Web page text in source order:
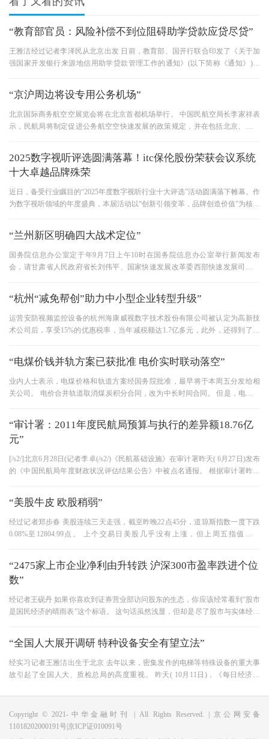
“教育部官员：风险补偿不到位阻碍助学贷款应贷尽贷”
王雅洁经过记者李泽民从北京出发 日前，教育部、国开行联合印发了《关于加
强国家开发银行来源地信用助学贷款管理工作的通知》(以下简称《通知》)。
“京沪周边将设专用公务机场”
北京国际商务航空空展览会将在北京首都机场举行。 中国民航空局长李家祥表
示，民航局将制定促进公务航空空快速发展的政策规定，并在包括北京、上海
2025数字视听评选圆满落幕！itc保伦股份荣获会议系统
十大卓越品牌殊荣
近日，备受行业瞩目的“2025年度数字视听行业十大评选”活动圆满落下帷幕。作
为数字视听领域的年度盛典，本届活动以“创新引领变革，品牌创造价值”为核心
“兰州新区明确四大战术定位”
国务院信息办公室定于年9月7日上午10时在国务院信息办公室举行新闻发布
会，请甘肃省人民政府省长刘伟平、国家快速发展改革委西部快速发展司司长
“杭州“减免帮创”助力中小型企业转型升级”
运营安防视频监控设备的杭州海康威视数字技术股份有限公司被认定为高新技
术公司后，享受15%的优惠税率，当年减税额达1.7亿多元，此外，还得到了许
“电煤价钱并轨方案已获批准 电价实时联动落空”
业内人士表示，电煤价格和轨道方案经国务院批准，最早将于本周五分发给相
关公司。 电价合并轨道取消煤炭积分合同，改为中长时间合同。 但是，电力公
“审计署：2011年度民航局预算与执行的差异额18.76亿
元”
[/s2/]北京6月28日(记者李卓(/s2/)《民航基础设施》在审计署昨天( 6月27日)发布
的《中国民航局年度财政状况评估结果公告》中被点名通报。 根据审计署昨天
“美股牛皮 欧股稍弱”
经过记者郑步春 美股连续三天走强，截至昨晚22点45分，道琼斯指数一度下跌
0.08%至12804.99点。 上个交易日美股几乎没有上涨，但上周五指值上涨
“2475家上市企业净利由升转跌 沪深300市盈率跌进个位
数”
经记者王砚丹 如果你喜欢到证券营业部访问股东的生态，你应该经常看到“股市
是国民经济的晴雨表”这个标语。 这句话虽然浅显，但却是尽了股市与实体经济
“全国人大展开调研 特种设备安全有望立法”
经实习记者王雅洁出生于北京 去年以来，密集发作的电梯等特殊设备的重大事
故引起了全国人大、质检总局的高度重视。 昨天( 10月11日)，《每日经济信
Copyright © 2021-中华金融时刊 | All Rights Reserved. | 京公网安备
11018202000191号|京ICP证010091号